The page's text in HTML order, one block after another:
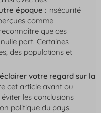
époque : insécurité
comme
que ces
part. Certaines
des populations et
éclairer votre regard sur la
cet article avant ou
les conclusions
politique du pays.